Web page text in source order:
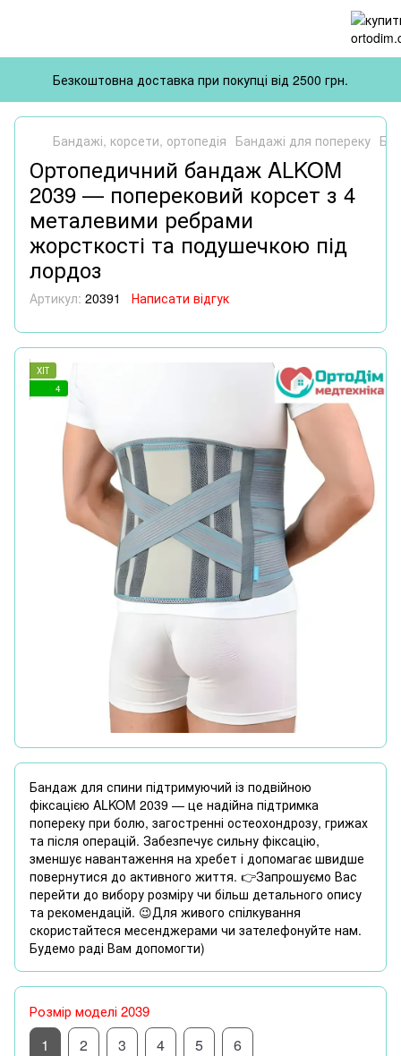
Безкоштовна доставка при покупці від 2500 грн.
Бандажі, корсети, ортопедія Бандажі для попереку
Ортопедичний бандаж ALKOM
2039 — поперековий корсет з 4
металевими ребрами
жорсткості та подушечкою під
лордоз
Артикул: 20391 Написати відгук
ХІТ
4
Бандаж для спини підтримуючий із подвійною
фіксацією ALKOM 2039 — це надійна підтримка
попереку при болю, загостренні остеохондрозу, грижах
та після операцій. Забезпечує сильну фіксацію,
зменшує навантаження на хребет і допомагає швидше
повернутися до активного життя. 👉Запрошуємо Вас
перейти до вибору розміру чи більш детального опису
та рекомендацій. 😉Для живого спілкування
скористайтеся месенджерами чи зателефонуйте нам.
Будемо раді Вам допомогти)
Розмір моделі 2039
1 2 3 4 5 6